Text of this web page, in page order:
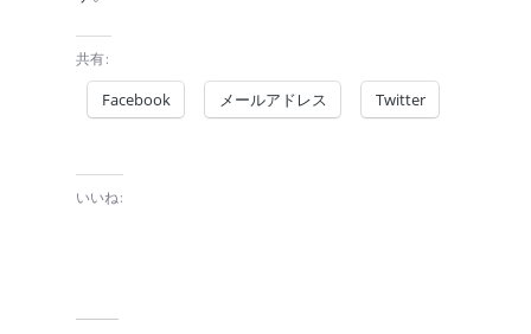
共有:
Facebook メールアドレス Twitter
いいね: